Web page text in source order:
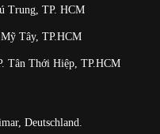
Trung, TP. HCM
Tây, TP.HCM
Tân Thới Hiệp, TP.HCM
Deutschland.